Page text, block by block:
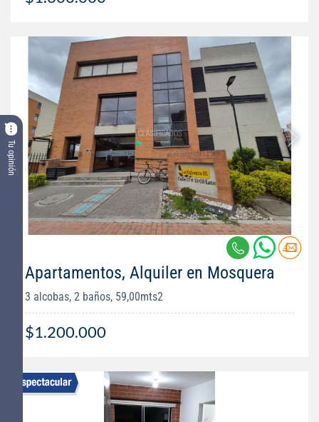
Tu opinión
Apartamentos, Alquiler en Mosquera
3 alcobas, 2 baños, 59,00mts2
$1.200.000